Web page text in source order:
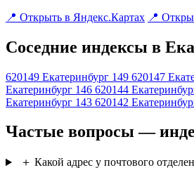
📍 Открыть в Яндекс.Картах 📍
Соседние индексы в
620149 Екатеринбург 149 620147
Екатеринбург 146 620144
Екатеринбург 143 620142
Частые вопросы —
＋ Какой адрес у почтового